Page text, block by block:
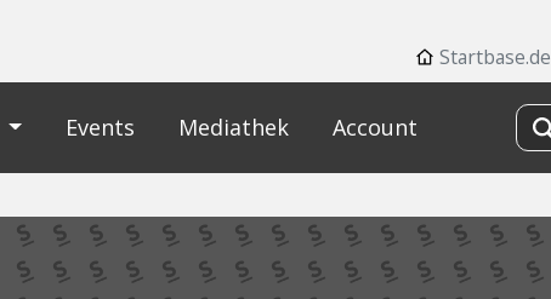
Startbase.de
Events Mediathek Account